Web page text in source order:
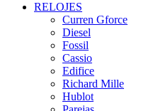
RELOJES
Curren Gforce
Diesel
Fossil
Cassio
Edifice
Richard Mille
Hublot